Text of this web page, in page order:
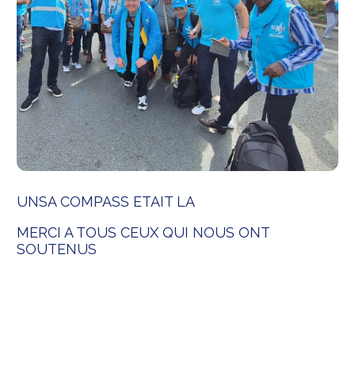
UNSA COMPASS ETAIT LA
MERCI A TOUS CEUX QUI NOUS ONT
SOUTENUS